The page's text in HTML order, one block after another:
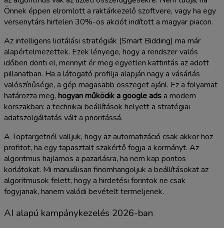
Önnek éppen elromlott a raktárkezelő szoftvere, vagy ha egy
versenytárs hirtelen 30%-os akciót indított a magyar piacon.
Az intelligens licitálási stratégiák (Smart Bidding) ma már
alapértelmezettek. Ezek lényege, hogy a rendszer valós
időben dönti el, mennyit ér meg egyetlen kattintás az adott
pillanatban. Ha a látogató profilja alapján nagy a vásárlás
valószínűsége, a gép magasabb összeget ajánl. Ez a folyamat
határozza meg, hogyan működik a google adsa modern
korszakban: a technikai beállítások helyett a stratégiai
adatszolgáltatás vált a prioritássá.
A Toptargetnél valljuk, hogy az automatizáció csak akkor hoz
profitot, ha egy tapasztalt szakértő fogja a kormányt. Az
algoritmus hajlamos a pazarlásra, ha nem kap pontos
korlátokat. Mi manuálisan finomhangoljuk a beállításokat az
algoritmusok felett, hogy a hirdetési forintok ne csak
fogyjanak, hanem valódi bevételt termeljenek.
AI alapú kampánykezelés 2026-ban